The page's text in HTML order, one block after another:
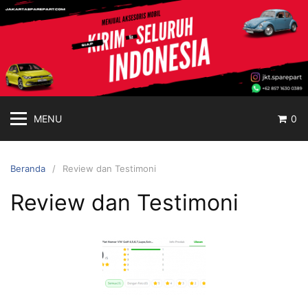
MENU 0
Beranda Review dan Testimoni
Review dan Testimoni